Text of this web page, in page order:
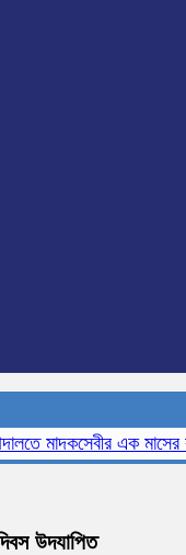
এক মাসের
উদযাপিত